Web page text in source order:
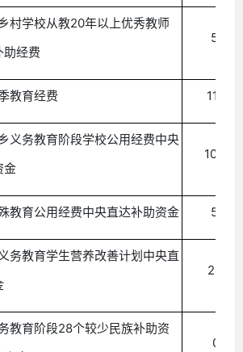
村学校从教20年以上优秀教师
助经费
5.00
教育经费 111.62
义务教育阶段学校公用经费中央
金
106.54
教育公用经费中央直达补助资金 5.92
务教育学生营养改善计划中央直
22.90
教育阶段28个较少民族补助资
0.18